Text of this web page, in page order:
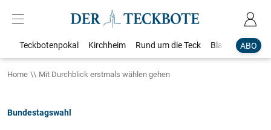
ABO
Teckbotenpokal Kirchheim Rund um die Teck Blaulicht
Home Mit Durchblick erstmals wählen gehen
Bundestagswahl